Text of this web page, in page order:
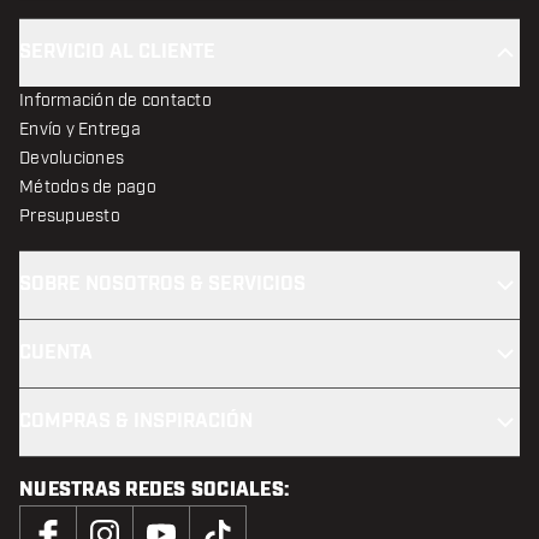
Información de contacto
Envío y Entrega
Devoluciones
Métodos de pago
Presupuesto
NUESTRAS REDES SOCIALES: